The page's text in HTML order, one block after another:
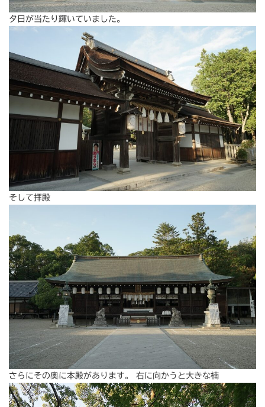
夕日が当たり輝いていました。
そして拝殿
さらにその奥に本殿があります。 右に向かうと大きな楠